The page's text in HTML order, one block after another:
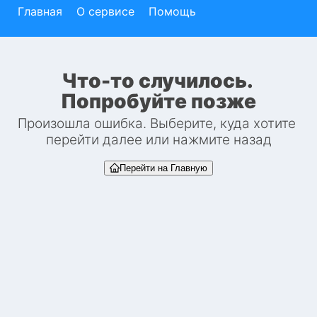
Главная О сервисе Помощь
Что-то случилось.
Попробуйте позже
Произошла ошибка. Выберите, куда хотите
перейти далее или нажмите назад
Перейти на Главную